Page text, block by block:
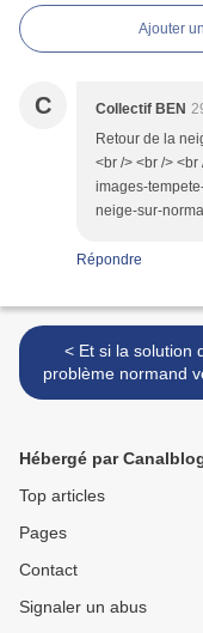
Ajouter
C Collectif BEN
Retour de la
<br /> <br />
images-
neige-sur-
Répondre
< Et si la solution du
problème normand
d'ALSACE ?
Hébergé par
Top articles
Pages
Contact
Signaler un abus